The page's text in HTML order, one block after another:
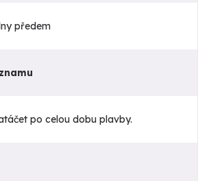
předem
po celou dobu plavby.